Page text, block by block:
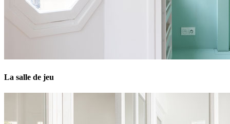
La salle de jeu